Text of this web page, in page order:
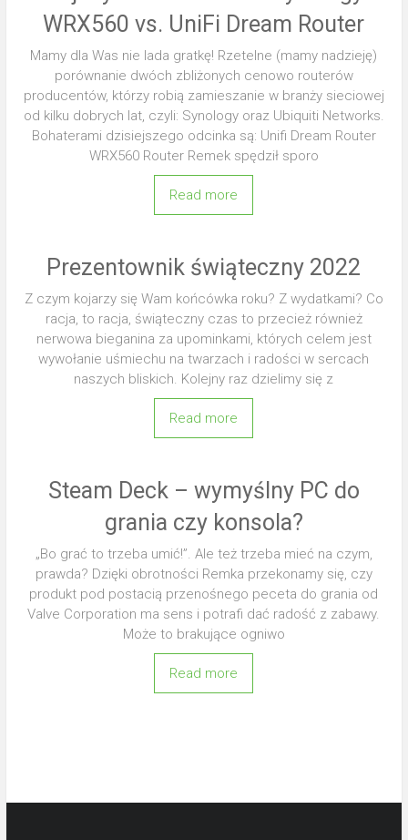
WRX560 vs. UniFi Dream Router
Mamy dla Was nie lada gratkę! Rzetelne (mamy nadzieję)
porównanie dwóch zbliżonych cenowo routerów
producentów, którzy robią zamieszanie w branży sieciowej
od kilku dobrych lat, czyli: Synology oraz Ubiquiti Networks.
Bohaterami dzisiejszego odcinka są: Unifi Dream Router
WRX560 Router Remek spędził sporo
Read more
Prezentownik świąteczny 2022
Z czym kojarzy się Wam końcówka roku? Z wydatkami? Co
racja, to racja, świąteczny czas to przecież również
nerwowa bieganina za upominkami, których celem jest
wywołanie uśmiechu na twarzach i radości w sercach
naszych bliskich. Kolejny raz dzielimy się z
Read more
Steam Deck – wymyślny PC do
grania czy konsola?
„Bo grać to trzeba umić!”. Ale też trzeba mieć na czym,
prawda? Dzięki obrotności Remka przekonamy się, czy
produkt pod postacią przenośnego peceta do grania od
Valve Corporation ma sens i potrafi dać radość z zabawy.
Może to brakujące ogniwo
Read more